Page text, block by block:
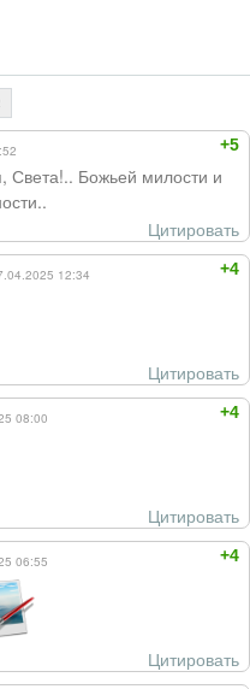
+5
Божьей милости и
Цитировать
+4
12:34
Цитировать
+4
08:00
Цитировать
+4
06:55
Цитировать